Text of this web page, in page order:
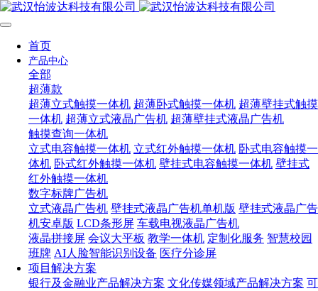
首页
产品中心
全部
超薄款
超薄立式触摸一体机 超薄卧式触摸一体机 超薄壁挂式触摸
一体机 超薄立式液晶广告机 超薄壁挂式液晶广告机
触摸查询一体机
立式电容触摸一体机 立式红外触摸一体机 卧式电容触摸一
体机 卧式红外触摸一体机 壁挂式电容触摸一体机 壁挂式
红外触摸一体机
数字标牌广告机
立式液晶广告机 壁挂式液晶广告机单机版 壁挂式液晶广告
机安卓版 LCD条形屏 车载电视液晶广告机
液晶拼接屏 会议大平板 教学一体机 定制化服务 智慧校园
班牌 AI人脸智能识别设备 医疗分诊屏
项目解决方案
银行及金融业产品解决方案 文化传媒领域产品解决方案 可